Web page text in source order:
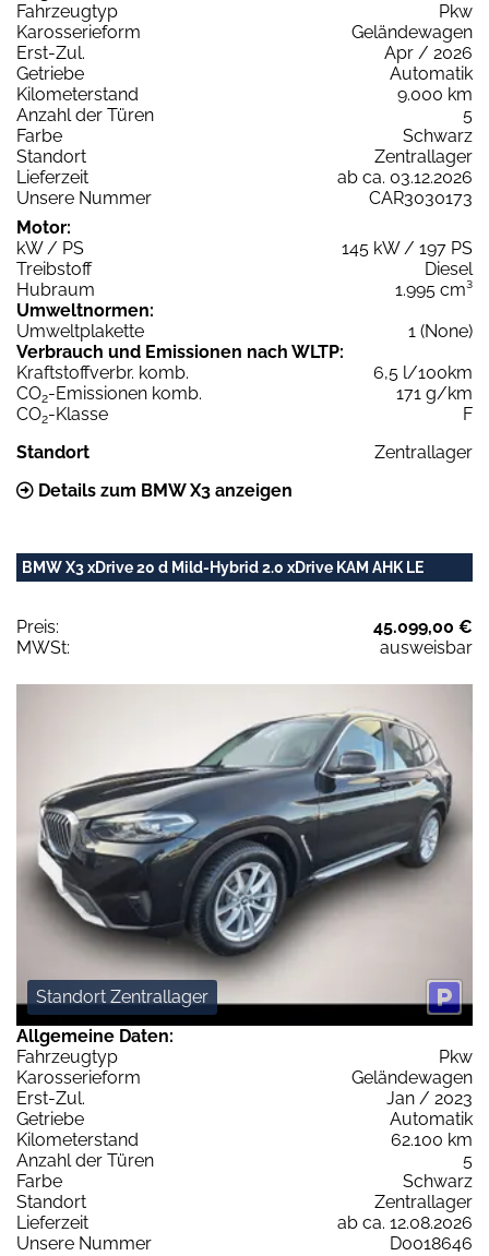
Fahrzeugtyp
Pkw
Karosserieform
Geländewagen
Erst-Zul.
Apr / 2026
Getriebe
Automatik
Kilometerstand
9.000 km
Anzahl der Türen
5
Farbe
Schwarz
Standort
Zentrallager
Lieferzeit
ab ca. 03.12.2026
Unsere Nummer
CAR3030173
Motor:
kW / PS
145 kW / 197 PS
Treibstoff
Diesel
Hubraum
1.995 cm³
Umweltnormen:
Umweltplakette
1 (None)
Verbrauch und Emissionen nach WLTP:
Kraftstoffverbr. komb.
6,5 l/100km
CO2-Emissionen komb.
171 g/km
CO2-Klasse
F
Standort
Zentrallager
Details zum BMW X3 anzeigen
BMW X3 xDrive 20 d Mild-Hybrid 2.0 xDrive KAM AHK LE
Preis:
45.099,00 €
MWSt:
ausweisbar
Standort Zentrallager
Allgemeine Daten:
Fahrzeugtyp
Pkw
Karosserieform
Geländewagen
Erst-Zul.
Jan / 2023
Getriebe
Automatik
Kilometerstand
62.100 km
Anzahl der Türen
5
Farbe
Schwarz
Standort
Zentrallager
Lieferzeit
ab ca. 12.08.2026
Unsere Nummer
D0018646